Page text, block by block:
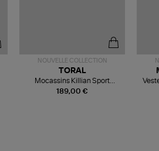
NOUVELLE COLLECTION
189,00 €
TORAL
Mocassins Killian Sport
Mousse